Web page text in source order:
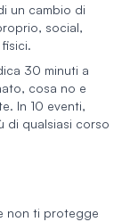
un cambio di
social,
30 minuti a
cosa no e
In 10 eventi,
di qualsiasi corso
non ti protegge